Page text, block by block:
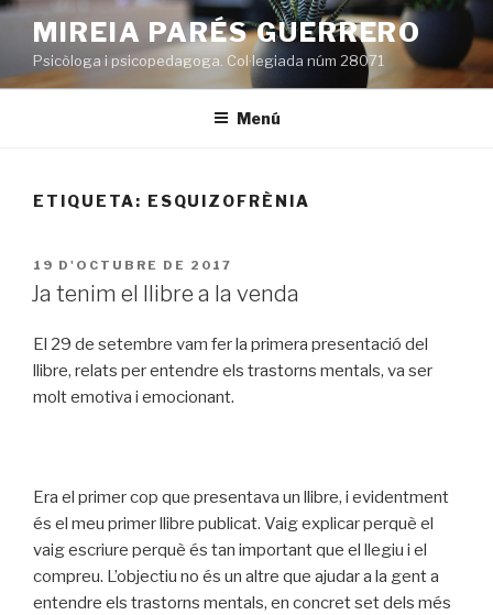
Vés
contingut
MIREIA PARÉS GUERRERO
Psicòloga i psicopedagoga. Col·legiada núm 28071
Menú
ETIQUETA: ESQUIZOFRÈNIA
PUBLICAT
A
19 D'OCTUBRE DE 2017
Ja tenim el llibre a la venda
El 29 de setembre vam fer la primera presentació del
llibre, relats per entendre els trastorns mentals, va ser
molt emotiva i emocionant.
Era el primer cop que presentava un llibre, i evidentment
és el meu primer llibre publicat. Vaig explicar perquè el
vaig escriure perquè és tan important que el llegiu i el
compreu. L’objectiu no és un altre que ajudar a la gent a
entendre els trastorns mentals, en concret set dels més